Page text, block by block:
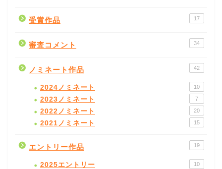
受賞作品 17
審査コメント 34
ノミネート作品 42
2024ノミネート 10
2023ノミネート 7
2022ノミネート 20
2021ノミネート 15
エントリー作品 19
2025エントリー 10